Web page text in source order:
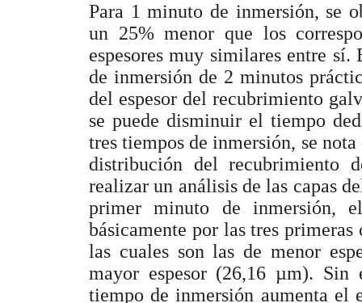
Para 1 minuto de inmersión, se
un 25% menor que los
espesores muy similares entre
de inmersión de 2 minutos
del espesor del recubrimiento
se puede disminuir el tiempo
tres tiempos de inmersión, se
distribución del recubrimiento
realizar un análisis de las capas
primer minuto de inmersión,
básicamente por las tres
las cuales son las de menor
mayor espesor (26,16 µm). Sin
tiempo de inmersión aumenta el